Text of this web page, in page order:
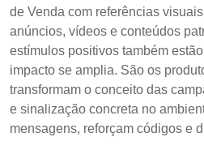
de Venda com referências
anúncios, vídeos e conteúdos
estímulos positivos também
impacto se amplia. São os
transformam o conceito das
e sinalização concreta no
mensagens, reforçam códigos e